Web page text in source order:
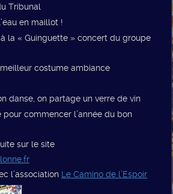
Tribunal
en maillot !
à la « Guinguette » concert du groupe
costume ambiance
danse, on partage un verre de vin
pour commencer l’année du bon
sur le site
l’association Le Camino de l’Espoir